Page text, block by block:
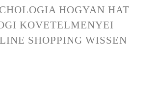
HOGYAN HAT
KOVETELMENYEI
SHOPPING WISSEN